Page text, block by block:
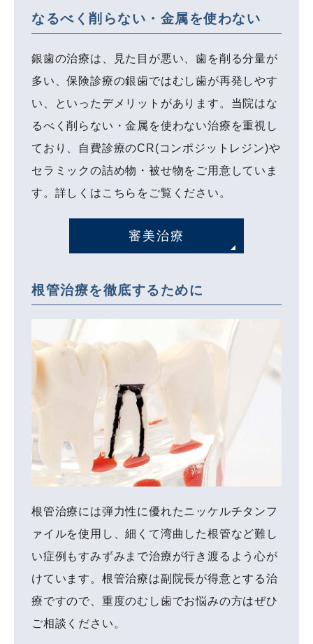
なるべく削らない・金属を使わない
銀歯の治療は、見た目が悪い、歯を削る分量が
多い、保険診療の銀歯ではむし歯が再発しやす
い、といったデメリットがあります。当院はな
るべく削らない・金属を使わない治療を重視し
ており、自費診療のCR(コンポジットレジン)や
セラミックの詰め物・被せ物をご用意していま
す。詳しくはこちらをご覧ください。
審美治療
根管治療を徹底するために
根管治療には弾力性に優れたニッケルチタンフ
ァイルを使用し、細くて湾曲した根管など難し
い症例もすみずみまで治療が行き渡るよう心が
けています。根管治療は副院長が得意とする治
療ですので、重度のむし歯でお悩みの方はぜひ
ご相談ください。